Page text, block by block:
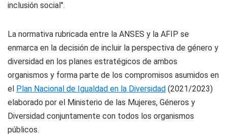
inclusión social".
La normativa rubricada entre la ANSES y la AFIP se
enmarca en la decisión de incluir la perspectiva de género y
diversidad en los planes estratégicos de ambos
organismos y forma parte de los compromisos asumidos en
el Plan Nacional de Igualdad en la Diversidad (2021/2023)
elaborado por el Ministerio de las Mujeres, Géneros y
Diversidad conjuntamente con todos los organismos
públicos.